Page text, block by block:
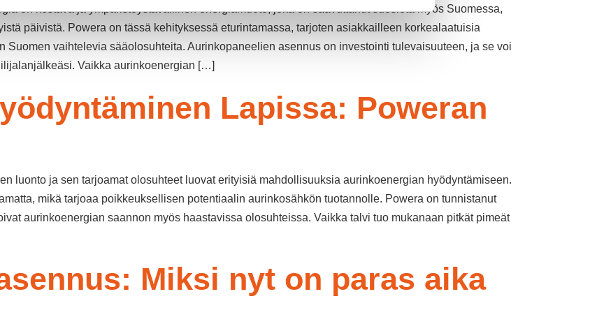
on kestävä ja ympäristöystävällinen energiamuoto, joka on saavuttanut suosiota myös Suomessa,
päivistä. Powera on tässä kehityksessä eturintamassa, tarjoten asiakkailleen korkealaatuisia
vaihtelevia sääolosuhteita. Aurinkopaneelien asennus on investointi tulevaisuuteen, ja se voi
Vaikka aurinkoenergian […]
Lapissa: Poweran
luonto ja sen tarjoamat olosuhteet luovat erityisiä mahdollisuuksia aurinkoenergian hyödyntämiseen.
mikä tarjoaa poikkeuksellisen potentiaalin aurinkosähkön tuotannolle. Powera on tunnistanut
aurinkoenergian saannon myös haastavissa olosuhteissa. Vaikka talvi tuo mukanaan pitkät pimeät
Miksi nyt on paras aika